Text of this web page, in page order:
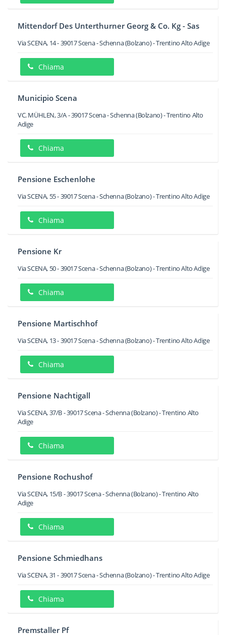
Mittendorf Des Unterthurner Georg & Co. Kg - Sas
Via SCENA, 14-39017Scena - Schenna(Bolzano) -Trentino Alto Adige
Chiama
Municipio Scena
VC. MÜHLEN, 3/A-39017Scena - Schenna(Bolzano) -Trentino Alto
Adige
Chiama
Pensione Eschenlohe
Via SCENA, 55-39017Scena - Schenna(Bolzano) -Trentino Alto Adige
Chiama
Pensione Kr
Via SCENA, 50-39017Scena - Schenna(Bolzano) -Trentino Alto Adige
Chiama
Pensione Martischhof
Via SCENA, 13-39017Scena - Schenna(Bolzano) -Trentino Alto Adige
Chiama
Pensione Nachtigall
Via SCENA, 37/B-39017Scena - Schenna(Bolzano) -Trentino Alto
Adige
Chiama
Pensione Rochushof
Via SCENA, 15/B-39017Scena - Schenna(Bolzano) -Trentino Alto
Adige
Chiama
Pensione Schmiedhans
Via SCENA, 31 -39017Scena - Schenna(Bolzano) -Trentino Alto Adige
Chiama
Premstaller Pf